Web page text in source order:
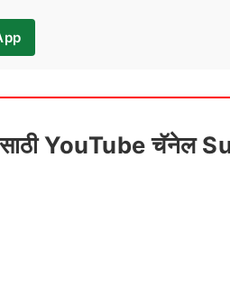
YouTube चॅनेल